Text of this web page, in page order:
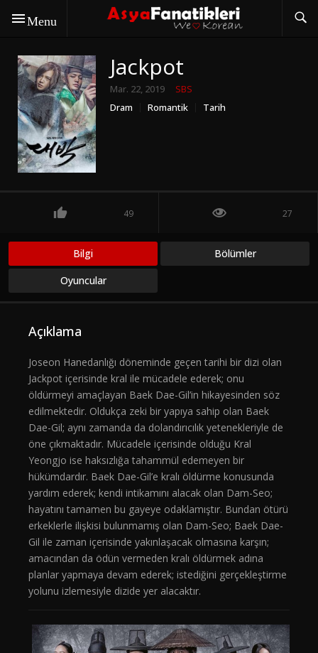
Menu
Jackpot
Mar. 22, 2019
SBS
Dram
Romantik Tarih
49 27
Bilgi
Bölümler
Oyuncular
Açıklama
Joseon Hanedanlığı döneminde geçen tarihi bir dizi olan
Jackpot içerisinde kral ile mücadele ederek; onu
öldürmeyi amaçlayan Baek Dae-Gil’in hikayesinden söz
edilmektedir. Oldukça zeki bir yapıya sahip olan Baek
Dae-Gil; aynı zamanda da dolandırıcılık yetenekleriyle de
öne çıkmaktadır. Mücadele içerisinde olduğu Kral
Yeongjo ise haksızlığa tahammül edemeyen bir
hükümdardır. Baek Dae-Gil’e kralı öldürme konusunda
yardım ederek; kendi intikamını alacak olan Dam-Seo;
hayatını tamamen bu gayeye odaklamıştır. Bundan ötürü
erkeklerle ilişkisi bulunmamış olan Dam-Seo; Baek Dae-
Gil ile zaman içerisinde yakınlaşacak olmasına karşın;
amacından da ödün vermeden kralı öldürmek adına
planlar yapmaya devam ederek; istediğini gerçekleştirme
yolunu izlemesiyle dizide yer alacaktır.